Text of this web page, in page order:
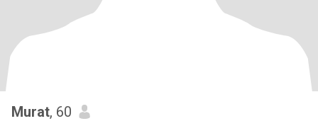
Murat, 60